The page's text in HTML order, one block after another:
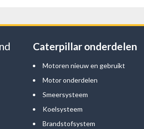
Caterpillar onderdelen
Motoren nieuw en gebruikt
Motor onderdelen
Smeersysteem
Koelsysteem
Brandstofsystem